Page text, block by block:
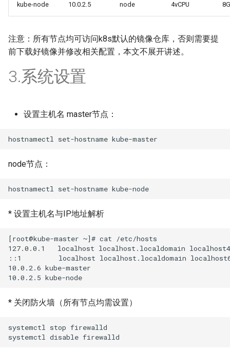
kube-node 10.0.2.5 node 4vCPU 8G
注意：所有节点均可访问k8s默认的镜像仓库，否则需要提
前下载好镜像并修改相关配置，本文不展开讲述。
3.系统设置
设置主机名 master节点：
node节点：
* 设置主机名与IP地址解析
[root@kube-master ~]# cat /etc/hosts
127.0.0.1   localhost localhost.localdomain
::1         localhost localhost.localdomain localhost6
10.0.2.6 kube-master
* 关闭防火墙（所有节点均需设置）
systemctl stop firewalld